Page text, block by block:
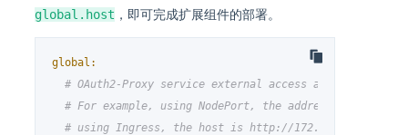
global.host ，即可完成扩展组件的部署。
global:
# OAuth2-Proxy service external access address
# For example, using NodePort, the address is http://
# using Ingress, the host is http://